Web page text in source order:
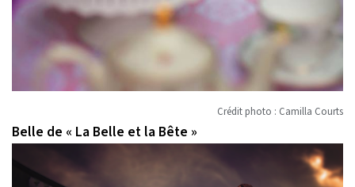
Crédit photo : Camilla Courts
Belle de « La Belle et la Bête »